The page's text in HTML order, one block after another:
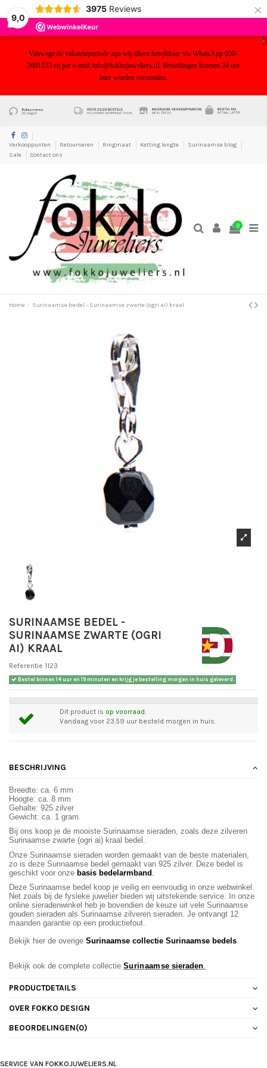
9,0
3975 Reviews ×
Vanwege de vakantieperiode zijn wij alleen bereikbaar via WhatsApp 050-
2601133 en per e-mail info@fokkojuweliers.nl. Bestellingen kunnen 24 uur
later worden verzonden.
x
Verkooppunten Retourneren Ringmaat Ketting lengte
Surinaamse blog
Sale
Contact ons
0
Home Surinaamse bedel - Surinaamse zwarte (ogri ai) kraal
SURINAAMSE BEDEL -
SURINAAMSE ZWARTE (OGRI
AI) KRAAL
Referentie 1123
Bestel binnen 14 uur en 19 minuten en krijg je bestelling morgen in huis geleverd.
Dit product is op voorraad.
Vandaag voor 23.59 uur besteld morgen in huis.
BESCHRIJVING
Breedte: ca. 6 mm
Hoogte: ca. 8 mm
Gehalte: 925 zilver
Gewicht: ca. 1 gram.
Bij ons koop je de mooiste Surinaamse sieraden, zoals deze zilveren
Surinaamse zwarte (ogri ai) kraal bedel.
Onze Surinaamse sieraden worden gemaakt van de beste materialen,
zo is deze Surinaamse bedel gemaakt van 925 zilver. Deze bedel is
geschikt voor onze basis bedelarmband
Deze Surinaamse bedel koop je veilig en eenvoudig in onze webwinkel.
Net zoals bij de fysieke juwelier bieden wij uitstekende service. In onze
online sieradenwinkel heb je bovendien de keuze uit vele Surinaamse
gouden sieraden als Surinaamse zilveren sieraden. Je ontvangt 12
maanden garantie op een productiefout.
Bekijk hier de overige Surinaamse collectie Surinaamse bedels.
Bekijk ook de complete collectie Surinaamse sieraden.
PRODUCTDETAILS
OVER FOKKO DESIGN
BEOORDELINGEN(0)
SERVICE VAN FOKKOJUWELIERS.NL